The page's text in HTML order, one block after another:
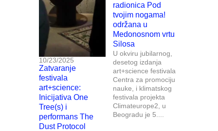
10/23/2025
Zatvaranje
festivala
art+science:
Inicijativa One
Tree(s) i
performans The
Dust Protocol
radionica Pod
tvojim nogama!
održana u
Medonosnom vrtu
Silosa
U okviru jubilarnog,
desetog izdanja
art+science festivala
Centra za promociju
nauke, i klimatskog
festivala projekta
Climateurope2, u
Beogradu je 5....